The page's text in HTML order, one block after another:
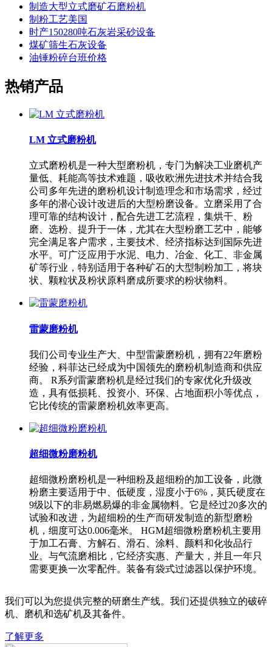
制造大型立式磨矿石磨粉机
制粉工艺美国
时产150280吨石灰岩采砂设备
煤矿筛生石灰设备
油锤粉碎台班价格
热销产品
LM 立式磨粉机
立式磨粉机是一种大型磨粉机，专门为解决工业磨机产
量低、耗能高等技术难题，吸收欧洲先进技术并结合我
公司多年先进的磨粉机设计制造理念和市场需求，经过
多年的潜心设计改进后的大型粉磨设备。立磨采用了合
理可靠的结构设计，配合先进工艺流程，集烘干、粉
磨、选粉、提升于一体，尤其在大型粉磨工艺中，能够
完全满足客户需求，主要技术、经济指标达到国际先进
水平。可广泛应用于水泥、电力、冶金、化工、非金属
矿等行业，特别适用于各种矿石的大型制粉加工，将块
状、颗粒状及粉状原料磨成所要求的粉状物料。
雷蒙磨粉机
我们公司专业生产大、中型雷蒙磨粉机，拥有22年磨粉
经验，科菲达已经成为中国领先的磨粉机制造商和供应
商。 R系列雷蒙磨粉机是经过我们的专家优化升级改
造，具有低损耗、投资小、环保、占地面积小等优点，
它比传统的雷蒙磨粉机效率更高。
超细微粉磨粉机
超细微粉磨粉机是一种细粉及超细粉的加工设备，此微
粉磨主要适用于中、低硬度，湿度小于6%，莫氏硬度在
9级以下的非易燃易爆的非金属物料。它是经过20多次的
试验和改进，为超细粉的生产而研发制造的新型磨粉
机，细度可达0.006毫米。 HGM超细微粉磨粉机主要用
于加工石膏、方解石、滑石、涂料、颜料和化妆品行
业。与气流磨相比，它经济实惠、产量大，并且一年只
需要更换一次零配件。装备有袋式过滤器以保护环境。
我们可以为您提供完整的研磨生产线。我们还提供独立的破碎
机、磨机和选矿机及其备件。
了解更多